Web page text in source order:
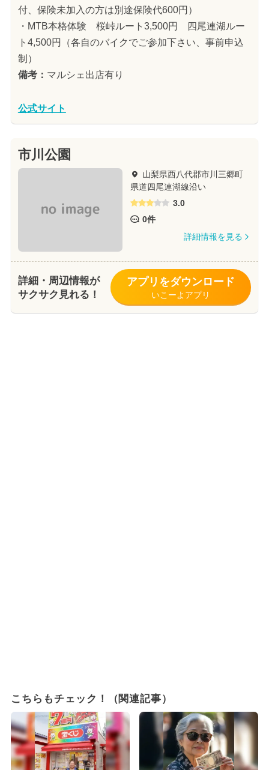
付、保険未加入の方は別途保険代600円）
・MTB本格体験 桜峠ルート3,500円 四尾連湖ルー
ト4,500円（各自のバイクでご参加下さい、事前申込
制）
備考： マルシェ出店有り
公式サイト
市川公園
山梨県西八代郡市川三郷町
県道四尾連湖線沿い
3.0
0件
詳細情報を見る
詳細・周辺情報が
サクサク見れる！
アプリをダウンロード
いこーよアプリ
こちらもチェック！（関連記事）